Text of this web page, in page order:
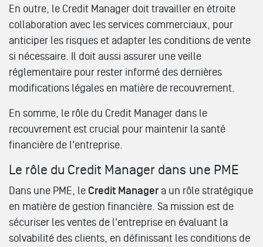
En outre, le Credit Manager doit travailler en étroite
collaboration avec les services commerciaux, pour
anticiper les risques et adapter les conditions de vente
si nécessaire. Il doit aussi assurer une veille
réglementaire pour rester informé des dernières
modifications légales en matière de recouvrement.
En somme, le rôle du Credit Manager dans le
recouvrement est crucial pour maintenir la santé
financière de l'entreprise.
Le rôle du Credit Manager dans une PME
Dans une PME, le Credit Manager a un rôle stratégique
en matière de gestion financière. Sa mission est de
sécuriser les ventes de l'entreprise en évaluant la
solvabilité des clients, en définissant les conditions de